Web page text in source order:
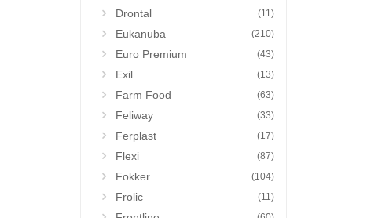
Drontal (11)
Eukanuba (210)
Euro Premium (43)
Exil (13)
Farm Food (63)
Feliway (33)
Ferplast (17)
Flexi (87)
Fokker (104)
Frolic (11)